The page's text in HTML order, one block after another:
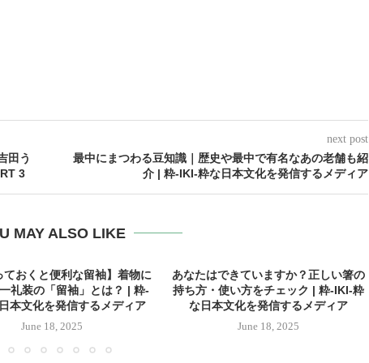
田う
3
next post
最中にまつわる豆知識｜歴史や最中で有名なあの老舗も紹
介 | 粋-IKI-粋な日本文化を発信するメディア
MAY ALSO LIKE
ておくと便利な留袖】着物に
礼装の「留袖」とは？ | 粋-
本文化を発信するメディア
June 18, 2025
あなたはできていますか？正しい箸の
持ち方・使い方をチェック | 粋-IKI-粋
な日本文化を発信するメディア
June 18, 2025